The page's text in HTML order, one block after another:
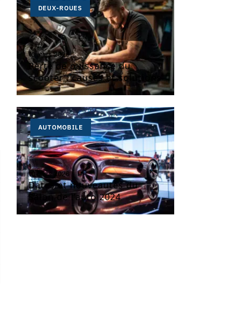
DEUX-ROUES
10 mars 2026
Perte de puissance du
scooter : causes et solutions
AUTOMOBILE
10 mars 2026
Dates et nouveautés du
Salon de l’auto 2024